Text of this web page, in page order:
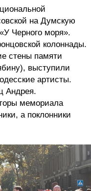
на Думскую
Черного моря».
колоннады.
стены памяти
выступили
артисты.
Андрея.
мемориала
а поклонники